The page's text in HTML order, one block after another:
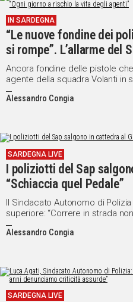
Social
IN SARDEGNA
“Le nuove fondine dei
si rompe”. L’allarme del
rischio la vita degli
Ancora fondine delle pistole
agente della squadra Volanti in
Alessandro Congia
SARDEGNA LIVE
I poliziotti del Sap
“Schiaccia quel Pedale”
Il Sindacato Autonomo di
superiore: “Correre in strada
molto di più scegliere bene, con
Alessandro Congia
SARDEGNA LIVE